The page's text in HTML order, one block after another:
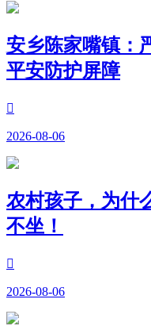
安乡陈家嘴镇：
平安防护屏障

2026-08-06
农村孩子，为什
不坐！

2026-08-06